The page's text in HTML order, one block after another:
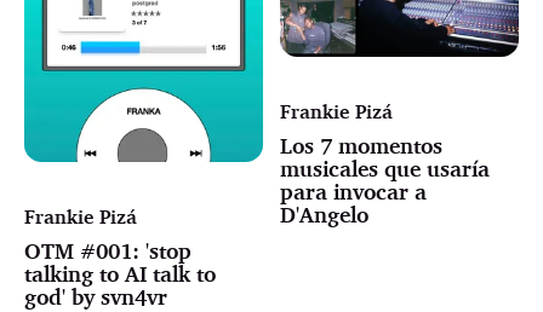
Frankie Pizá
OTM #001: 'stop
talking to AI talk to
god' by svn4vr
Frankie Pizá
Los 7 momentos
musicales que usaría
para invocar a
D'Angelo